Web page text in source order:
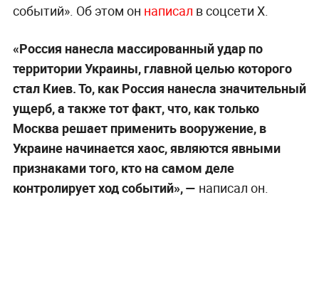
событий». Об этом он написал в соцсети X.
«Россия нанесла массированный удар по
территории Украины, главной целью которого
стал Киев. То, как Россия нанесла значительный
ущерб, а также тот факт, что, как только
Москва решает применить вооружение, в
Украине начинается хаос, являются явными
признаками того, кто на самом деле
контролирует ход событий», — написал он.